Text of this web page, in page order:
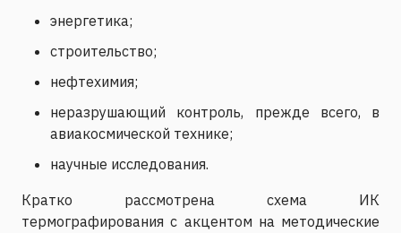
энергетика;
строительство;
нефтехимия;
неразрушающий контроль, прежде всего, в
авиакосмической технике;
научные исследования.
Кратко рассмотрена схема ИК
термографирования с акцентом на методические